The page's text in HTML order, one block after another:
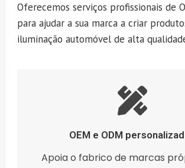
Oferecemos serviços profissionais de
para ajudar a sua marca a criar
iluminação automóvel de alta
OEM e ODM
Apoia o fabrico de marcas